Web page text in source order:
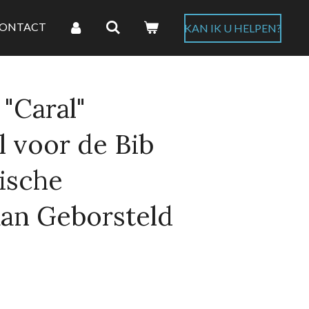
KAN IK U HELPEN?
voor de Bib
Geborsteld